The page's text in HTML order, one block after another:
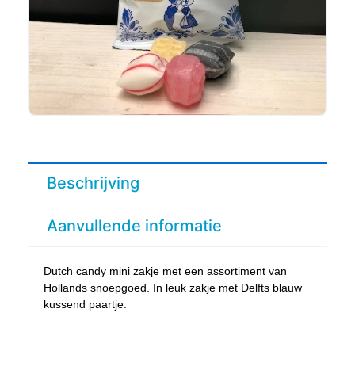
Beschrijving
Aanvullende informatie
Dutch candy mini zakje met een assortiment van
Hollands snoepgoed. In leuk zakje met Delfts blauw
kussend paartje.